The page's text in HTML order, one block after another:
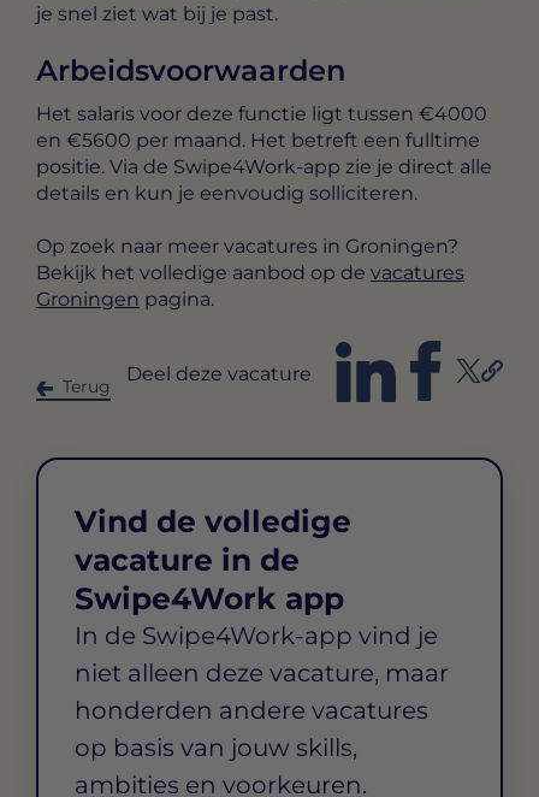
je snel ziet wat bij je past.
Arbeidsvoorwaarden
Het salaris voor deze functie ligt tussen €4000
en €5600 per maand. Het betreft een fulltime
positie. Via de Swipe4Work-app zie je direct alle
details en kun je eenvoudig solliciteren.
Op zoek naar meer vacatures in Groningen?
Bekijk het volledige aanbod op de vacatures
Groningen pagina.
Terug
Deel deze vacature
Vind de volledige
vacature in de
Swipe4Work app
In de Swipe4Work-app vind je
niet alleen deze vacature, maar
honderden andere vacatures
op basis van jouw skills,
ambities en voorkeuren.